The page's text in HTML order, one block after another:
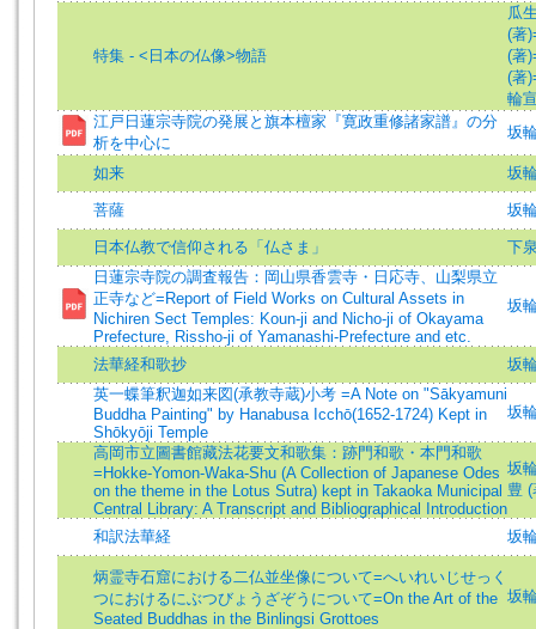
特集 - <日本の仏像>物語
瓜
(著
(著
(著
輪
江戸日蓮宗寺院の発展と旗本檀家『寛政重修諸家譜』の分
析を中心に
坂
如来 坂
菩薩 坂
日本仏教で信仰される「仏さま」
下
日蓮宗寺院の調査報告：岡山県香雲寺・日応寺、山梨県立
正寺など=Report of Field Works on Cultural Assets in
Nichiren Sect Temples: Koun-ji and Nicho-ji of Okayama
Prefecture, Rissho-ji of Yamanashi-Prefecture and etc.
坂
法華経和歌抄
坂
英一蝶筆釈迦如来図(承教寺蔵)小考 =A Note on "Sākyamuni
Buddha Painting" by Hanabusa Icchō(1652-1724) Kept in
Shōkyōji Temple
坂
高岡市立圖書館藏法花要文和歌集：跡門和歌・本門和歌
=Hokke-Yomon-Waka-Shu (A Collection of Japanese Odes
on the theme in the Lotus Sutra) kept in Takaoka Municipal
Central Library: A Transcript and Bibliographical Introduction
坂
豊
和訳法華経 坂
炳霊寺石窟における二仏並坐像について=へいれいじせっく
つにおけるにぶつびょうざぞうについて=On the Art of the
Seated Buddhas in the Binlingsi Grottoes
坂